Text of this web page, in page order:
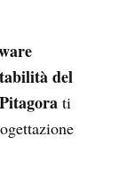
del
ti